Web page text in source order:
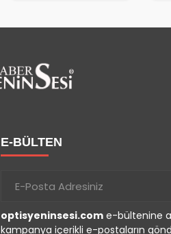
E-BÜLTEN
optisyeninsesi.com e-bültenine
kampanya içerikli e-postaların